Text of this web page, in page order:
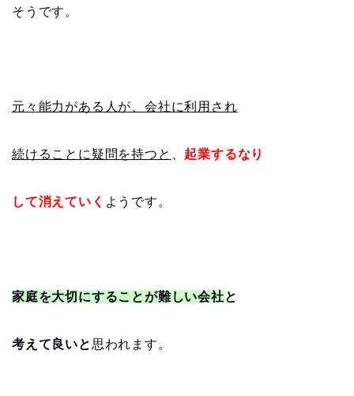
そうです。
元々能力がある人が、会社に利用され
続けることに疑問を持つと 起業するなり
して消えていく ようです。
家庭を大切にすることが難しい会社と
考えて良いと 思われます。